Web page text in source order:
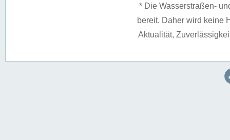
* Die Wasserstraßen-
bereit. Daher wird keine
Aktualität,